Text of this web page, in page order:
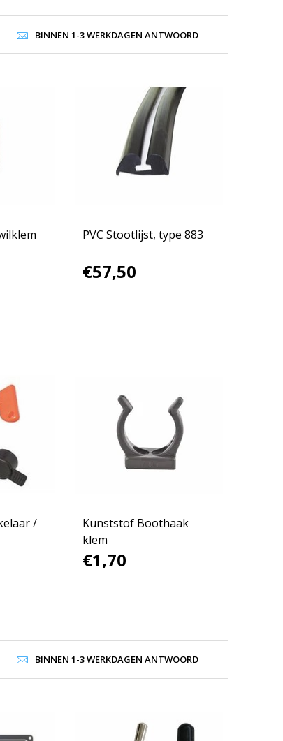
BINNEN 1-3 WERKDAGEN ANTWOORD
PVC Stootlijst, type 883
€57,50
/
Kunststof Boothaak
klem
€1,70
BINNEN 1-3 WERKDAGEN ANTWOORD